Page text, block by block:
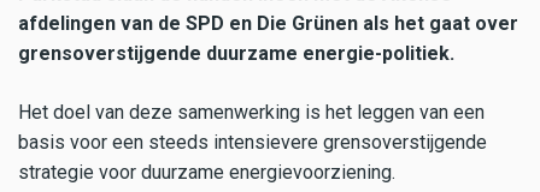
afdelingen van de SPD en Die Grünen als het gaat over
grensoverstijgende duurzame energie-politiek.
Het doel van deze samenwerking is het leggen van een
basis voor een steeds intensievere grensoverstijgende
strategie voor duurzame energievoorziening.